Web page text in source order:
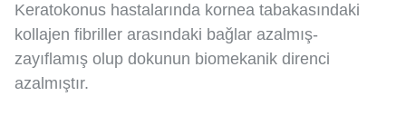
Keratokonus hastalarında kornea tabakasındaki
kollajen fibriller arasındaki bağlar azalmış-
zayıflamış olup dokunun biomekanik direnci
azalmıştır.